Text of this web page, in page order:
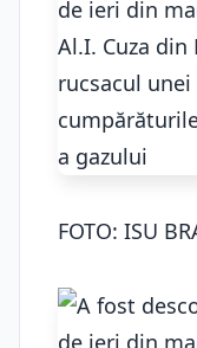
FOTO: ISU